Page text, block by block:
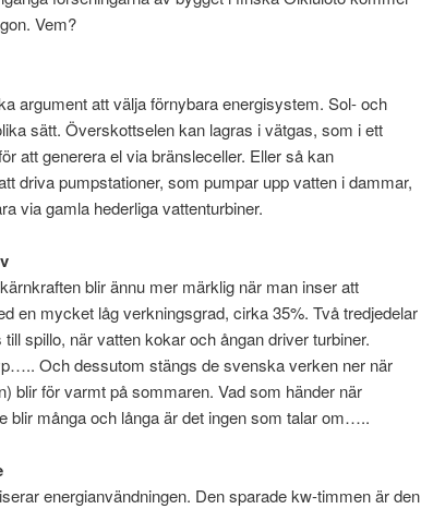
Vem?
argument att välja förnybara energisystem. Sol- och
sätt. Överskottselen kan lagras i vätgas, som i ett
att generera el via bränsleceller. Eller så kan
driva pumpstationer, som pumpar upp vatten i dammar,
via gamla hederliga vattenturbiner.
blir ännu mer märklig när man inser att
en mycket låg verkningsgrad, cirka 35%. Två tredjedelar
spillo, när vatten kokar och ångan driver turbiner.
Och dessutom stängs de svenska verken ner när
blir för varmt på sommaren. Vad som händer när
blir många och långa är det ingen som talar om…..
energianvändningen. Den sparade kw-timmen är den